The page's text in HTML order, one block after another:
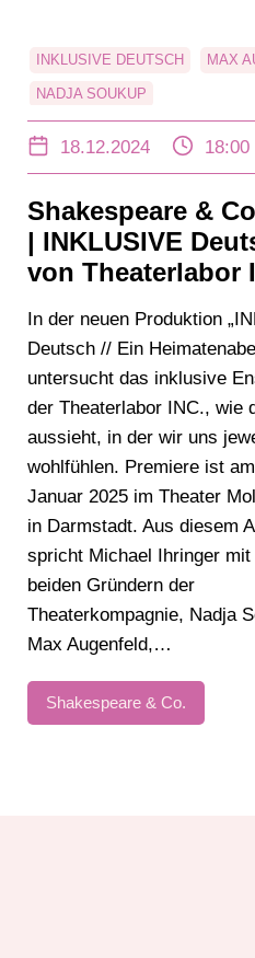
INKLUSIVE DEUTSCH MAX
NADJA SOUKUP
THEATERLABOR INC.
18.12.2024 18:00
Shakespeare &
| INKLUSIVE
von Theaterlabor
In der neuen Produktion
Deutsch // Ein
untersucht das inklusive
der Theaterlabor INC., wie
aussieht, in der wir uns
wohlfühlen. Premiere ist
Januar 2025 im Theater
in Darmstadt. Aus diesem
spricht Michael Ihringer mit
beiden Gründern der
Theaterkompagnie, Nadja
Max Augenfeld,…
Shakespeare & Co.